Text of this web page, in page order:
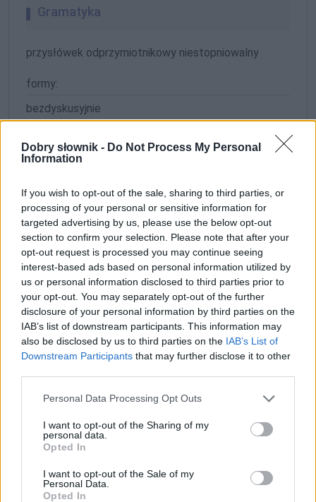
Dobry słownik - Do Not Process My Personal
Information
If you wish to opt-out of the sale, sharing to third parties, or
processing of your personal or sensitive information for
targeted advertising by us, please use the below opt-out
section to confirm your selection. Please note that after your
opt-out request is processed you may continue seeing
interest-based ads based on personal information utilized by
us or personal information disclosed to third parties prior to
your opt-out. You may separately opt-out of the further
disclosure of your personal information by third parties on the
IAB’s list of downstream participants. This information may
also be disclosed by us to third parties on the IAB’s List of
Downstream Participants that may further disclose it to other
Please note that this website/app uses one or more Google
not limited to your visit or usage behaviour. You may click to
grant or deny consent to Google and its third-party tags to
use your data for below specified purposes in below Google
consent section.
Personal Data Processing Opt Outs
I want to opt-out of the Sharing of my
personal data.
Opted In
I want to opt-out of the Sale of my
Personal Data.
Opted In
Gramatyka
przysłówek odprzymiotnikowy niestopniowalny
formy:
bezdyskusyjnie
niebezdyskusyjnie
ZGŁOŚ POPRAWKĘ
Zobacz, co zyskują abonenci Dobrego słownika.